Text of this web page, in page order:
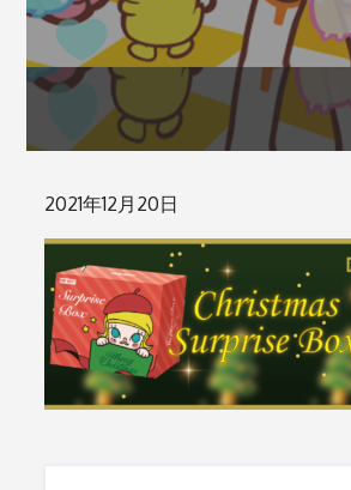
Posted
on
2021年12月20日